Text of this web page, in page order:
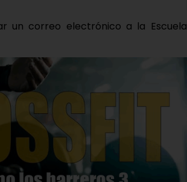
un correo electrónico a la Escuela